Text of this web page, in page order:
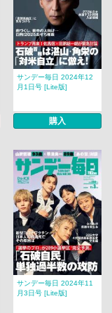
サンデー毎日 2024年12
月1日号 [Lite版]
購入
サンデー毎日 2024年11
月3日号 [Lite版]